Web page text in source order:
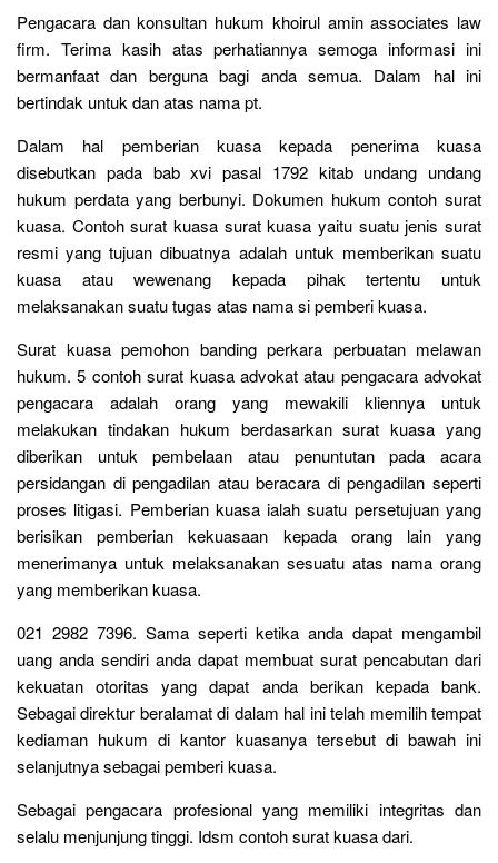
Pengacara dan konsultan hukum khoirul amin associates law
firm. Terima kasih atas perhatiannya semoga informasi ini
bermanfaat dan berguna bagi anda semua. Dalam hal ini
bertindak untuk dan atas nama pt.
Dalam hal pemberian kuasa kepada penerima kuasa
disebutkan pada bab xvi pasal 1792 kitab undang undang
hukum perdata yang berbunyi. Dokumen hukum contoh surat
kuasa. Contoh surat kuasa surat kuasa yaitu suatu jenis surat
resmi yang tujuan dibuatnya adalah untuk memberikan suatu
kuasa atau wewenang kepada pihak tertentu untuk
melaksanakan suatu tugas atas nama si pemberi kuasa.
Surat kuasa pemohon banding perkara perbuatan melawan
hukum. 5 contoh surat kuasa advokat atau pengacara advokat
pengacara adalah orang yang mewakili kliennya untuk
melakukan tindakan hukum berdasarkan surat kuasa yang
diberikan untuk pembelaan atau penuntutan pada acara
persidangan di pengadilan atau beracara di pengadilan seperti
proses litigasi. Pemberian kuasa ialah suatu persetujuan yang
berisikan pemberian kekuasaan kepada orang lain yang
menerimanya untuk melaksanakan sesuatu atas nama orang
yang memberikan kuasa.
021 2982 7396. Sama seperti ketika anda dapat mengambil
uang anda sendiri anda dapat membuat surat pencabutan dari
kekuatan otoritas yang dapat anda berikan kepada bank.
Sebagai direktur beralamat di dalam hal ini telah memilih tempat
kediaman hukum di kantor kuasanya tersebut di bawah ini
selanjutnya sebagai pemberi kuasa.
Sebagai pengacara profesional yang memiliki integritas dan
selalu menjunjung tinggi. Idsm contoh surat kuasa dari.